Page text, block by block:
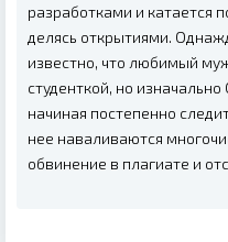
разработками и катается
делясь открытиями.
известно, что любимый
студенткой, но
начиная постепенно
нее наваливаются
обвинение в плагиате и